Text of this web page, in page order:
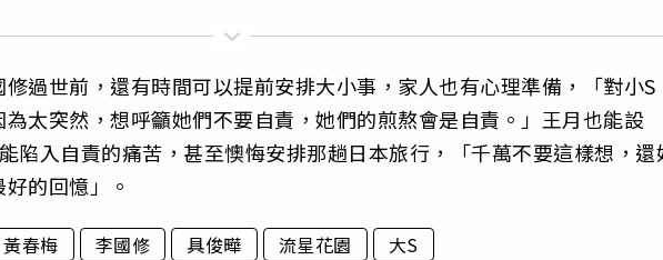
過世前，還有時間可以提前安排大小事，家人也有心理準備，「對小S
太突然，想呼籲她們不要自責，她們的煎熬會是自責。」王月也能設
陷入自責的痛苦，甚至懊悔安排那趟日本旅行，「千萬不要這樣想，還
的回憶」。
黃春梅 李國修 具俊曄 流星花園 大S